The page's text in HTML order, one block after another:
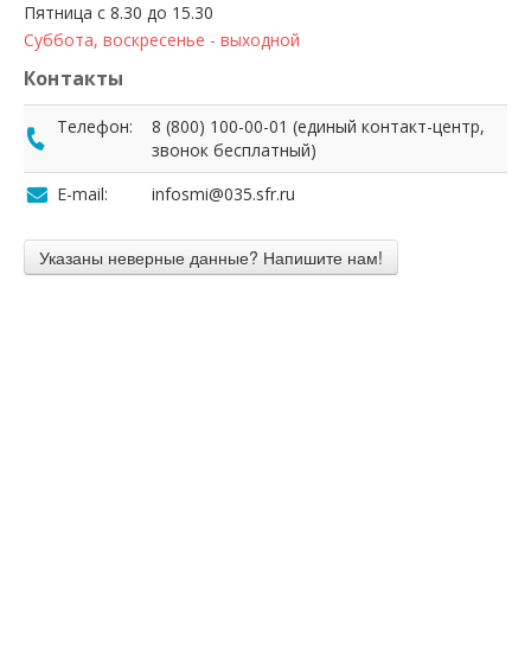
Пятница с 8.30 до 15.30
Суббота, воскресенье - выходной
Контакты
Телефон:
8 (800) 100-00-01 (единый контакт-центр,
звонок бесплатный)
E-mail:
infosmi@035.sfr.ru